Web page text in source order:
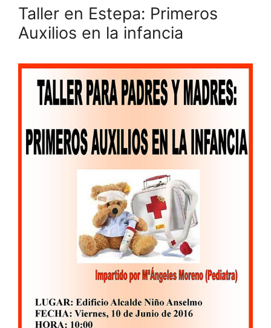
Taller en Estepa: Primeros
Auxilios en la infancia